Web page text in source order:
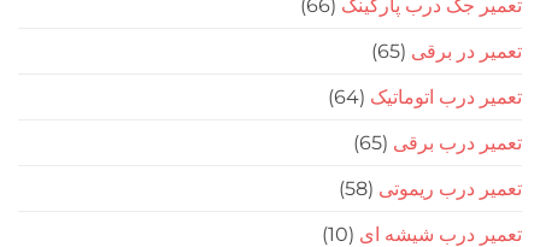
جک درب پارکینگ (66)
برقی (65)
اتوماتیک (64)
درب برقی (65)
درب ریموتی(58)
درب شیشه ای(10)